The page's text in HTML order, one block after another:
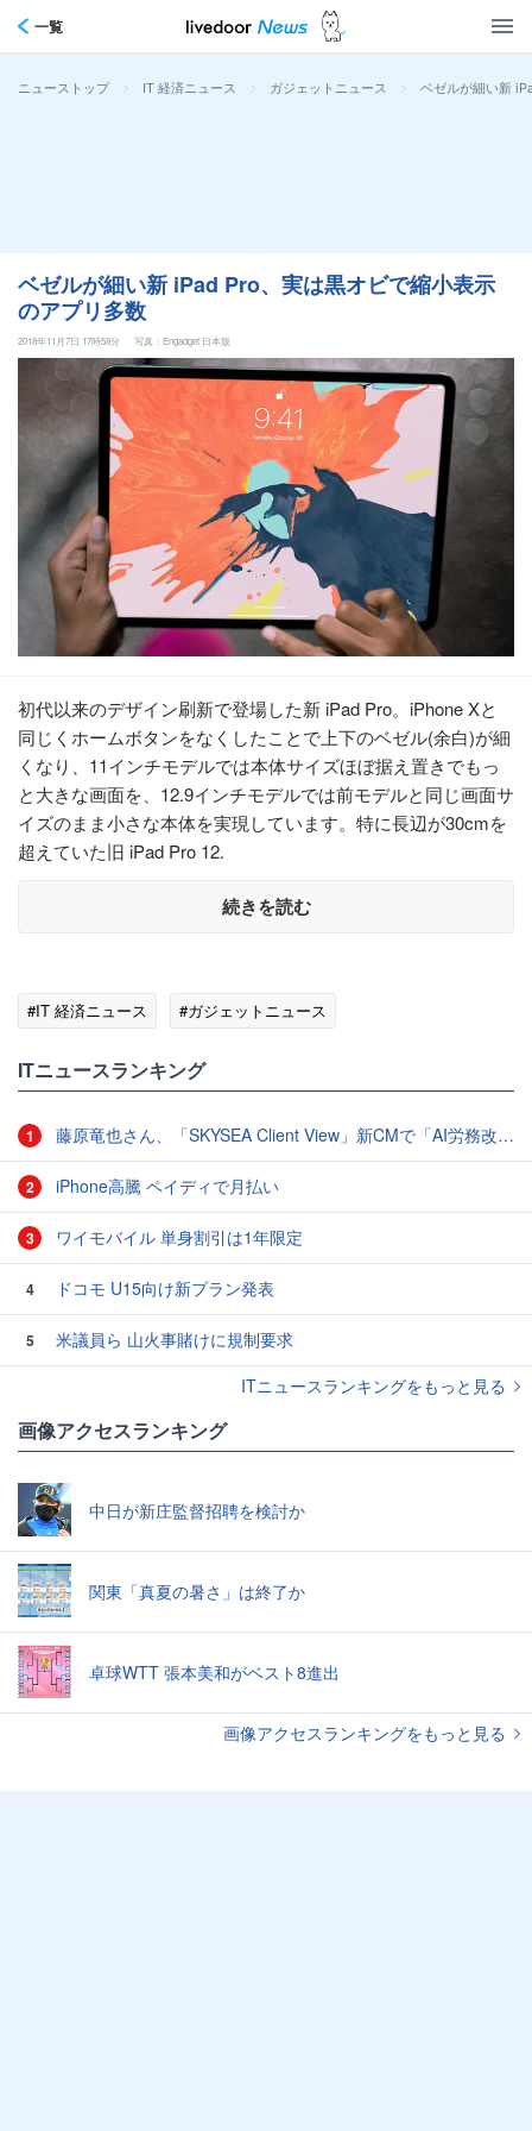
一覧
ニューストップ > IT 経済ニュース > ガジェットニュース > ベゼルが細い新
ベゼルが細い新 iPad Pro、実は黒オビで縮小表示
のアプリ多数
2018年11月7日 17時58分 写真：Engadget 日本版
初代以来のデザイン刷新で登場した新 iPad Pro。iPhone Xと
同じくホームボタンをなくしたことで上下のベゼル(余白)が細
くなり、11インチモデルでは本体サイズほぼ据え置きでもっ
と大きな画面を、12.9インチモデルでは前モデルと同じ画面サ
イズのまま小さな本体を実現しています。特に長辺が30cmを
超えていた旧 iPad Pro 12.
続きを読む
#IT 経済ニュース #ガジェットニュース
ITニュースランキング
1 藤原竜也さん、「SKYSEA Client View」新CMで「AI労務改善」をアピール 働き方をAIが分析したら「すぐに休んで」と言われる？
2 iPhone高騰 ペイディで月払い
3 ワイモバイル 単身割引は1年限定
4 ドコモ U15向け新プラン発表
5
米議員ら 山火事賭けに規制要求
ITニュースランキングをもっと見る
画像アクセスランキング
中日が新庄監督招聘を検討か
関東「真夏の暑さ」は終了か
卓球WTT 張本美和がベスト8進出
画像アクセスランキングをもっと見る